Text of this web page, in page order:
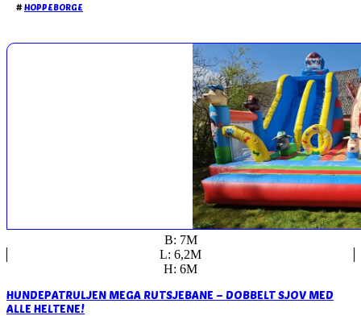
#HOPPEBORGE
B: 7M
L: 6,2M
H: 6M
HUNDEPATRULJEN MEGA RUTSJEBANE – DOBBELT SJOV MED
ALLE HELTENE!